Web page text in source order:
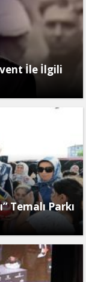
İle İlgili
Temalı Parkı